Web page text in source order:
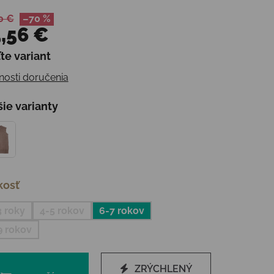
€ –70 %
€
cena:
variant
doručenia
varianty
6-7 rokov
ZRÝCHLENÝ